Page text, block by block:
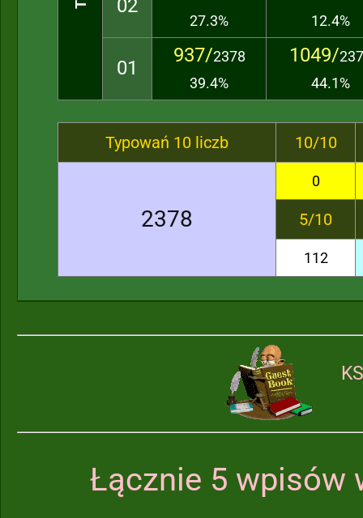
02
27.3%
12.4%
01
937/2378
39.4%
1049/
44.1%
Typowań 10 liczb 10/10
2378
0
5/10
112
Łącznie 5 wpisów